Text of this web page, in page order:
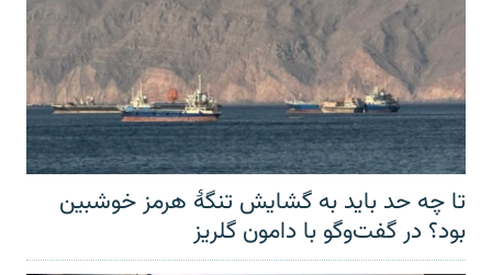
تا چه حد باید به گشایش تنگهٔ هرمز خوشبین
بود؟ در گفت‌وگو با دامون گلریز